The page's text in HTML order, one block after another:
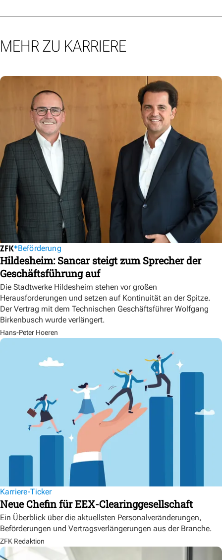
MEHR ZU KARRIERE
Beförderung
Hildesheim: Sancar steigt zum Sprecher der
Geschäftsführung auf
Die Stadtwerke Hildesheim stehen vor großen
Herausforderungen und setzen auf Kontinuität an der Spitze.
Der Vertrag mit dem Technischen Geschäftsführer Wolfgang
Birkenbusch wurde verlängert.
Hans-Peter Hoeren
Karriere-Ticker
Neue Chefin für EEX-Clearinggesellschaft
Ein Überblick über die aktuellsten Personalveränderungen,
Beförderungen und Vertragsverlängerungen aus der Branche.
ZFK Redaktion